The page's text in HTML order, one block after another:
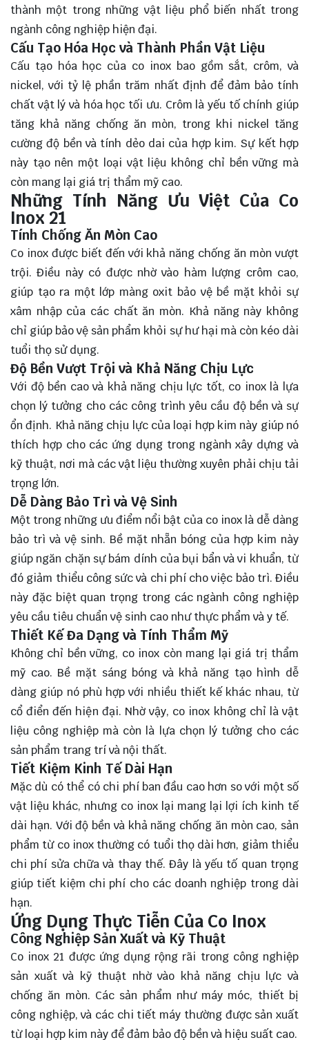
thành một trong những vật liệu phổ biến nhất trong
ngành công nghiệp hiện đại.
Cấu Tạo Hóa Học và Thành Phần Vật Liệu
Cấu tạo hóa học của co inox bao gồm sắt, crôm, và
nickel, với tỷ lệ phần trăm nhất định để đảm bảo tính
chất vật lý và hóa học tối ưu. Crôm là yếu tố chính giúp
tăng khả năng chống ăn mòn, trong khi nickel tăng
cường độ bền và tính dẻo dai của hợp kim. Sự kết hợp
này tạo nên một loại vật liệu không chỉ bền vững mà
còn mang lại giá trị thẩm mỹ cao.
Những Tính Năng Ưu Việt Của Co
Inox 21
Tính Chống Ăn Mòn Cao
Co inox được biết đến với khả năng chống ăn mòn vượt
trội. Điều này có được nhờ vào hàm lượng crôm cao,
giúp tạo ra một lớp màng oxit bảo vệ bề mặt khỏi sự
xâm nhập của các chất ăn mòn. Khả năng này không
chỉ giúp bảo vệ sản phẩm khỏi sự hư hại mà còn kéo dài
tuổi thọ sử dụng.
Độ Bền Vượt Trội và Khả Năng Chịu Lực
Với độ bền cao và khả năng chịu lực tốt, co inox là lựa
chọn lý tưởng cho các công trình yêu cầu độ bền và sự
ổn định. Khả năng chịu lực của loại hợp kim này giúp nó
thích hợp cho các ứng dụng trong ngành xây dựng và
kỹ thuật, nơi mà các vật liệu thường xuyên phải chịu tải
trọng lớn.
Dễ Dàng Bảo Trì và Vệ Sinh
Một trong những ưu điểm nổi bật của co inox là dễ dàng
bảo trì và vệ sinh. Bề mặt nhẵn bóng của hợp kim này
giúp ngăn chặn sự bám dính của bụi bẩn và vi khuẩn, từ
đó giảm thiểu công sức và chi phí cho việc bảo trì. Điều
này đặc biệt quan trọng trong các ngành công nghiệp
yêu cầu tiêu chuẩn vệ sinh cao như thực phẩm và y tế.
Thiết Kế Đa Dạng và Tính Thẩm Mỹ
Không chỉ bền vững, co inox còn mang lại giá trị thẩm
mỹ cao. Bề mặt sáng bóng và khả năng tạo hình dễ
dàng giúp nó phù hợp với nhiều thiết kế khác nhau, từ
cổ điển đến hiện đại. Nhờ vậy, co inox không chỉ là vật
liệu công nghiệp mà còn là lựa chọn lý tưởng cho các
sản phẩm trang trí và nội thất.
Tiết Kiệm Kinh Tế Dài Hạn
Mặc dù có thể có chi phí ban đầu cao hơn so với một số
vật liệu khác, nhưng co inox lại mang lại lợi ích kinh tế
dài hạn. Với độ bền và khả năng chống ăn mòn cao, sản
phẩm từ co inox thường có tuổi thọ dài hơn, giảm thiểu
chi phí sửa chữa và thay thế. Đây là yếu tố quan trọng
giúp tiết kiệm chi phí cho các doanh nghiệp trong dài
hạn.
Ứng Dụng Thực Tiễn Của Co Inox
Công Nghiệp Sản Xuất và Kỹ Thuật
Co inox 21 được ứng dụng rộng rãi trong công nghiệp
sản xuất và kỹ thuật nhờ vào khả năng chịu lực và
chống ăn mòn. Các sản phẩm như máy móc, thiết bị
công nghiệp, và các chi tiết máy thường được sản xuất
từ loại hợp kim này để đảm bảo độ bền và hiệu suất cao.